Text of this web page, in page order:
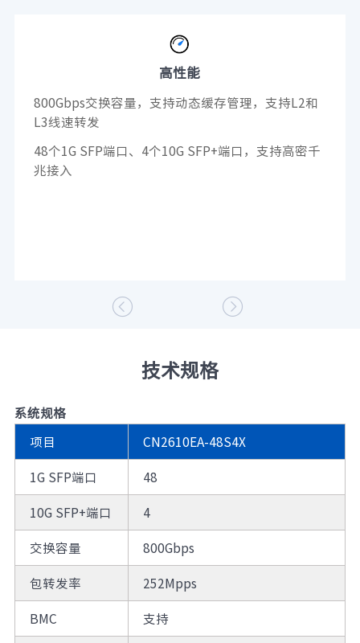
高性能
800Gbps交换容量，支持动态缓存管理，支持L2和
L3线速转发
48个1G SFP端口、4个10G SFP+端口，支持高密千
兆接入
 
技术规格
系统规格
项目
CN2610EA-48S4X
1G SFP端口
48
10G SFP+端口
4
交换容量
800Gbps
包转发率
252Mpps
BMC
支持